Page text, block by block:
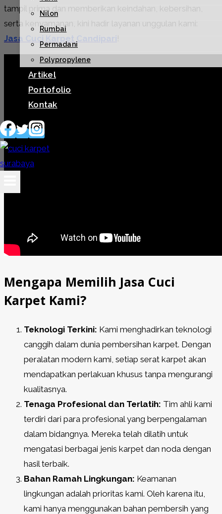
Nilon
Rumbai
Permadani
Polypropylene
Artikel
Portofolio
Kontak
tampil prima dan memberikan keindahan, kebersihan,
serta kenyamanan, kini hadir layanan unggulan kami:
Jasa Cuci Karpet Candipari !
Mengapa Memilih Jasa Cuci
Karpet Kami?
Teknologi Terkini: Kami menghadirkan teknologi
canggih dalam dunia pembersihan karpet. Dengan
peralatan modern kami, setiap serat karpet akan
mendapatkan perlakuan khusus tanpa mengurangi
kualitasnya.
Tenaga Profesional dan Terlatih: Tim ahli kami
terdiri dari para profesional yang berpengalaman
dalam bidangnya. Mereka telah dilatih untuk
mengatasi berbagai jenis karpet dan noda dengan
hasil terbaik.
Bahan Ramah Lingkungan: Keamanan
lingkungan adalah prioritas kami. Oleh karena itu,
kami hanya menggunakan bahan pembersih yang